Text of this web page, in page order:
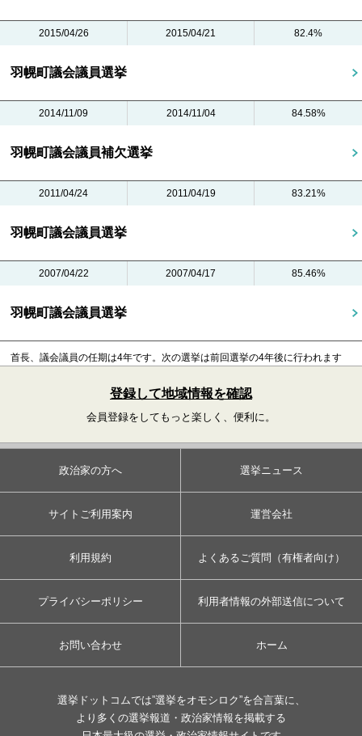
2015/04/26 2015/04/21 82.4%
羽幌町議会議員選挙
2014/11/09 2014/11/04 84.58%
羽幌町議会議員補欠選挙
2011/04/24 2011/04/19 83.21%
羽幌町議会議員選挙
2007/04/22 2007/04/17 85.46%
羽幌町議会議員選挙
首長、議会議員の任期は4年です。 次の選挙は前回選挙の4年後に行われます
登録して地域情報を確認
会員登録をしてもっと楽しく、便利に。
政治家の方へ 選挙ニュース
サイトご利用案内 運営会社
利用規約 よくあるご質問（有権者向け）
プライバシーポリシー 利用者情報の外部送信について
お問い合わせ ホーム
選挙ドットコムでは”選挙をオモシロク”を合言葉に、
より多くの選挙報道・政治家情報を掲載する